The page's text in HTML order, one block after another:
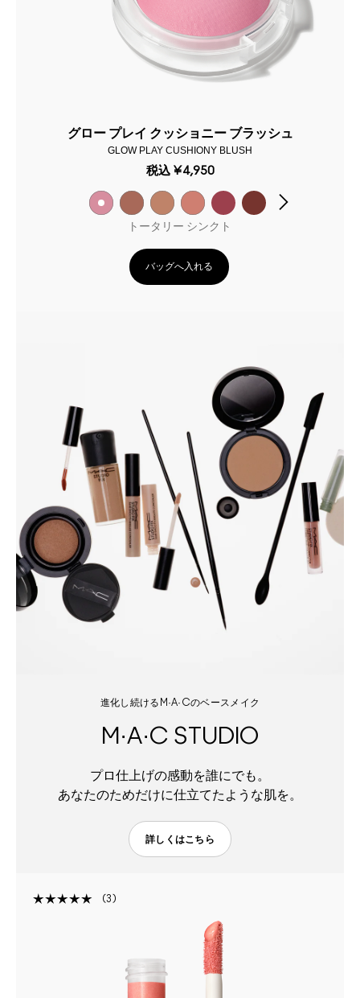
グロー プレイ クッショニー ブラッシュ
GLOW PLAY CUSHIONY BLUSH
税込 ¥4,950
トータリー シンクト
バッグへ入れる
進化し続けるM·A·Cのベースメイク
M·A·C STUDIO
プロ仕上げの感動を誰にでも。
あなたのためだけに仕立てたような肌を。
詳しくはこちら
3